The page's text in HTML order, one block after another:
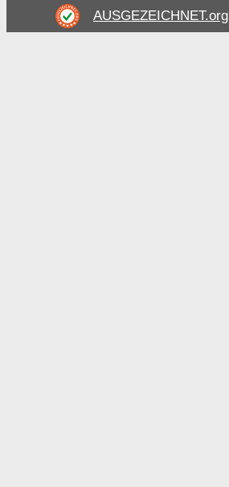
AUSGEZEICHNET.org